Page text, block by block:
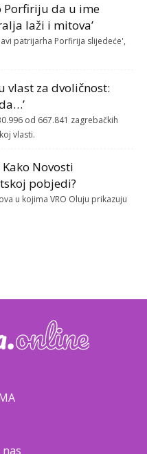
Porfiriju da u ime
laži i mitova’
patrijarha Porfirija slijedeće',
vlast za dvoličnost:
od 667.841 zagrebačkih
vlasti.
Novosti
pobjedi?
u kojima VRO Oluju prikazuju